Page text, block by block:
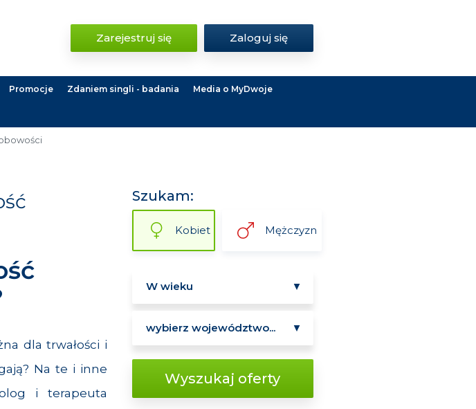
Zarejestruj się Zaloguj się
Promocje Zdaniem singli - badania Media o MyDwoje
Szukam:
Kobiet Mężczyzn
Wyszukaj oferty
dla trwałości i
Na te i inne
i terapeuta